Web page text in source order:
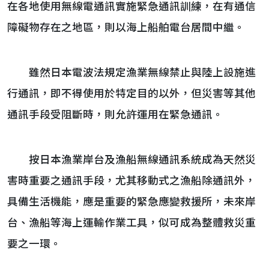
在各地使用無線電通訊實施緊急通訊訓練，在有通信
障礙物存在之地區，則以海上船舶電台居間中繼。
雖然日本電波法規定漁業無線禁止與陸上設施進
行通訊，即不得使用於特定目的以外，但災害等其他
通訊手段受阻斷時，則允許運用在緊急通訊。
按日本漁業岸台及漁船無線通訊系統成為天然災
害時重要之通訊手段，尤其移動式之漁船除通訊外，
具備生活機能，應是重要的緊急應變救援所，未來岸
台、漁船等海上運輸作業工具，似可成為整體救災重
要之一環。